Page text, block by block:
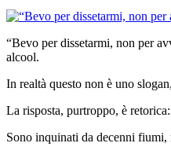
“Bevo per dissetarmi, non per
alcool.
In realtà questo non è uno
La risposta, purtroppo, è
Sono inquinati da decenni fiumi,